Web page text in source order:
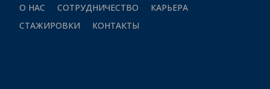
О НАС СОТРУДНИЧЕСТВО
КАРЬЕРА
СТАЖИРОВКИ
КОНТАКТЫ